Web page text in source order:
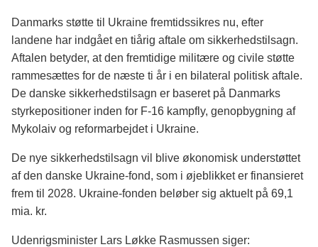
Danmarks støtte til Ukraine fremtidssikres nu, efter
landene har indgået en tiårig aftale om sikkerhedstilsagn.
Aftalen betyder, at den fremtidige militære og civile støtte
rammesættes for de næste ti år i en bilateral politisk aftale.
De danske sikkerhedstilsagn er baseret på Danmarks
styrkepositioner inden for F-16 kampfly, genopbygning af
Mykolaiv og reformarbejdet i Ukraine.
De nye sikkerhedstilsagn vil blive økonomisk understøttet
af den danske Ukraine-fond, som i øjeblikket er finansieret
frem til 2028. Ukraine-fonden beløber sig aktuelt på 69,1
mia. kr.
Udenrigsminister Lars Løkke Rasmussen siger: